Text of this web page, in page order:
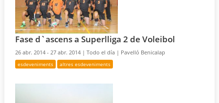
Fase d`ascens a Superlliga 2 de Voleibol
26 abr. 2014 - 27 abr. 2014 |Todo el día | Pavelló Benicalap
esdeveniments altres esdeveniments